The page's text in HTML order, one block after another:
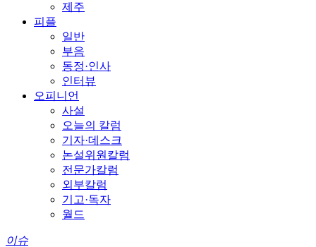
제주
피플
일반
부음
동정·인사
인터뷰
오피니언
사설
오늘의 칼럼
기자·데스크
논설위원칼럼
전문가칼럼
외부칼럼
기고·독자
월드
이슈